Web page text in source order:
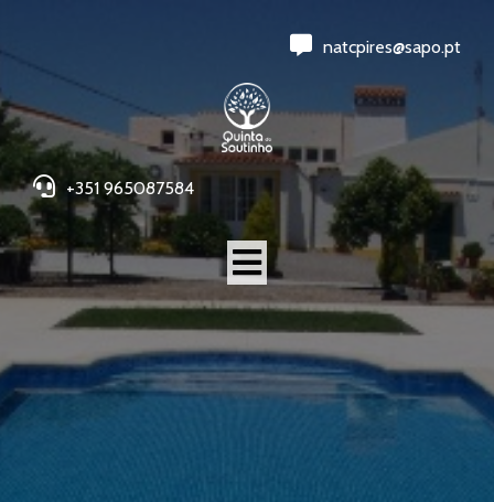
natcpires@sapo.pt
+351 965087584